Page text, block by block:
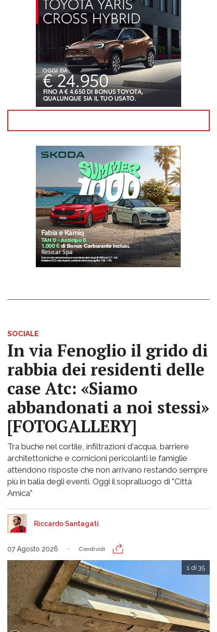
SOCIALE
In via Fenoglio il grido di
rabbia dei residenti delle
case Atc: «Siamo
abbandonati a noi stessi»
[FOTOGALLERY]
Tra buche nel cortile, infiltrazioni d'acqua, barriere
architettoniche e cornicioni pericolanti le famiglie
attendono risposte che non arrivano restando sempre
più in balia degli eventi. Oggi il sopralluogo di "Città
Amica"
Riccardo Santagati
07 Agosto 2026 Condividi
1 di 35